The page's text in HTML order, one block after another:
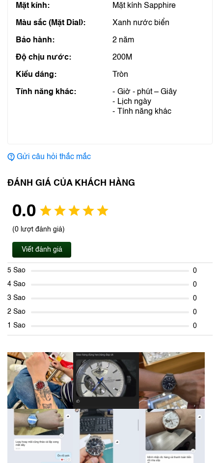
Mặt kính: Mặt kính Sapphire
Màu sắc (Mặt Dial): Xanh nước biển
Bảo hành: 2 năm
Độ chịu nước: 200M
Kiểu dáng: Tròn
Tính năng khác:
Giờ - phút – Giây
Lịch ngày
Tính năng khác
Gửi câu hỏi thắc mắc
ĐÁNH GIÁ CỦA KHÁCH HÀNG
0.0
(0 lượt đánh giá)
Viết đánh giá
5 Sao
0
4 Sao
0
3 Sao
0
2 Sao
0
1 Sao
0